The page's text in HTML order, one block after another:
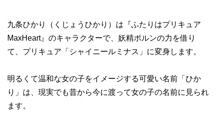
九条ひかり（くじょうひかり）は『ふたりはプリキュア
MaxHeart』のキャラクターで、妖精ポルンの力を借り
て、プリキュア「シャイニールミナス」に変身します。
明るくて温和な女の子をイメージする可愛い名前「ひか
り」は、現実でも昔から今に渡って女の子の名前に見られ
ます。